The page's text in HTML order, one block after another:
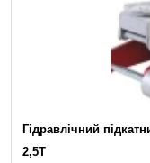
Гідравлічний
2,5T